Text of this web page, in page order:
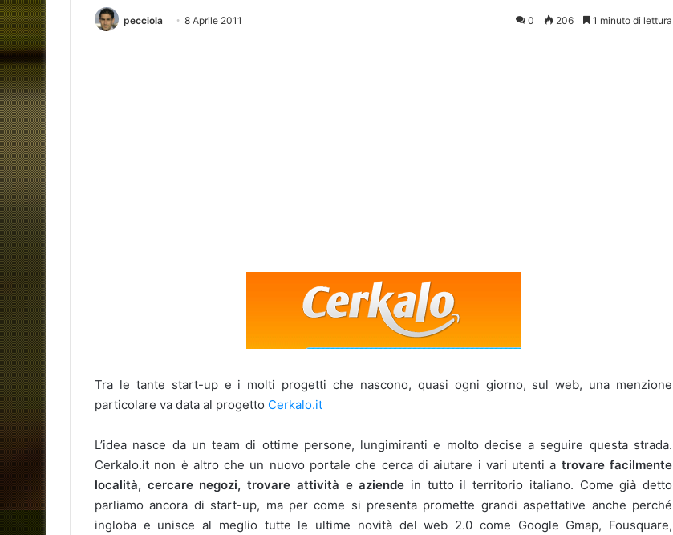
pecciola 8 Aprile 2011 0 206 1 minuto di lettura
Tra le tante start-up e i molti progetti che nascono, quasi ogni giorno, sul web, una menzione
particolare va data al progetto Cerkalo.it
L’idea nasce da un team di ottime persone, lungimiranti e molto decise a seguire questa strada.
Cerkalo.it non è altro che un nuovo portale che cerca di aiutare i vari utenti a trovare facilmente
località, cercare negozi, trovare attività e aziende in tutto il territorio italiano. Come già detto
parliamo ancora di start-up, ma per come si presenta promette grandi aspettative anche perché
ingloba e unisce al meglio tutte le ultime novità del web 2.0 come Google Gmap, Fousquare,